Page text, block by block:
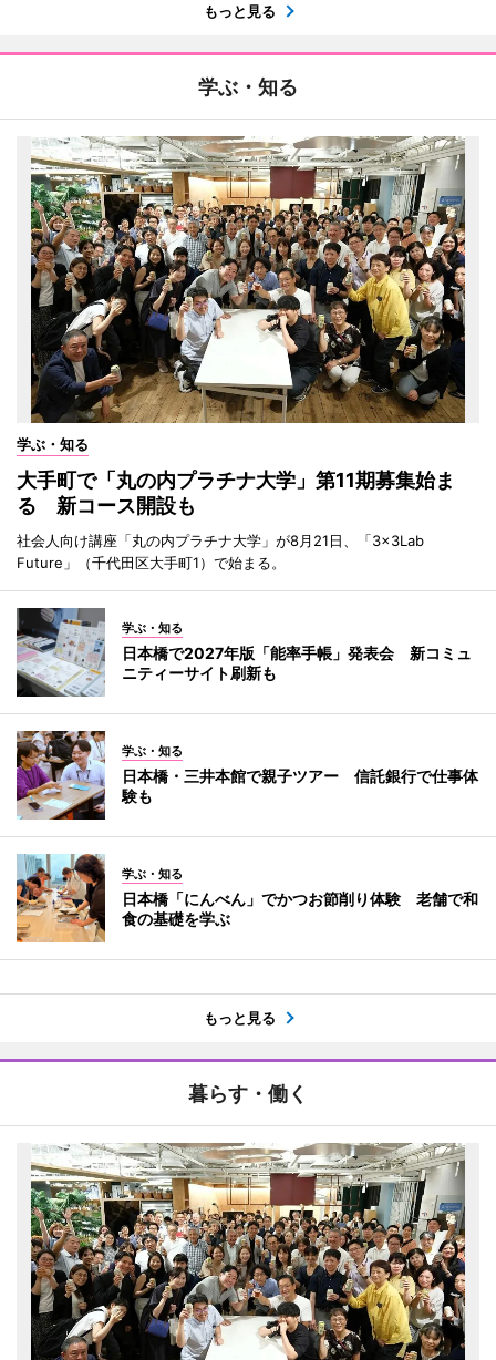
もっと見る
学ぶ・知る
学ぶ・知る
大手町で「丸の内プラチナ大学」第11期募集始ま
る 新コース開設も
社会人向け講座「丸の内プラチナ大学」が8月21日、「3×3Lab
Future」（千代田区大手町1）で始まる。
学ぶ・知る
日本橋で2027年版「能率手帳」発表会 新コミュ
ニティーサイト刷新も
学ぶ・知る
日本橋・三井本館で親子ツアー 信託銀行で仕事体
験も
学ぶ・知る
日本橋「にんべん」でかつお節削り体験 老舗で和
食の基礎を学ぶ
もっと見る
暮らす・働く